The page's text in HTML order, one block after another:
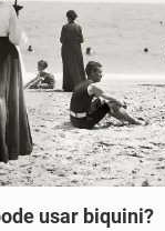
usar biquini?